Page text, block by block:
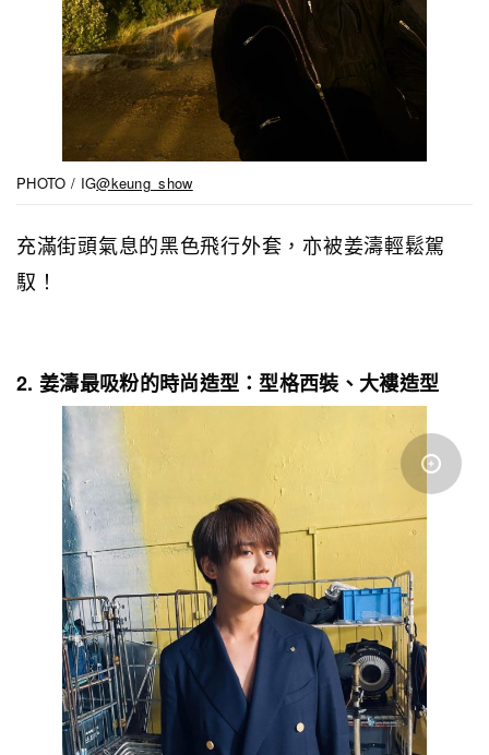
PHOTO / IG@keung_show
充滿街頭氣息的黑色飛行外套，亦被姜濤輕鬆駕
馭！
2. 姜濤最吸粉的時尚造型：型格西裝、大褸造型